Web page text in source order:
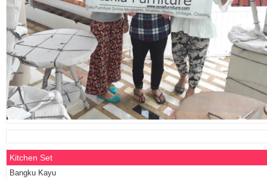
Kitchen Set
Bangku Kayu